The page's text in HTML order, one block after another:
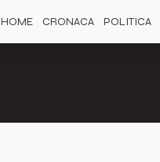
HOME CRONACA POLITICA